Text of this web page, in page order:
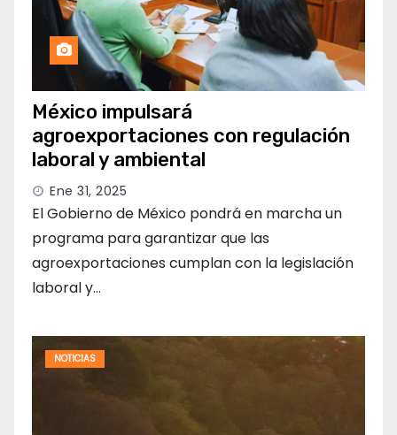
México impulsará
agroexportaciones con regulación
laboral y ambiental
Ene 31, 2025
El Gobierno de México pondrá en marcha un
programa para garantizar que las
agroexportaciones cumplan con la legislación
laboral y…
NOTICIAS